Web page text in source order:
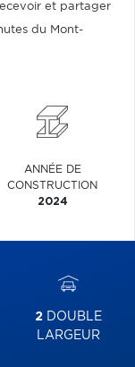
et partager
du Mont-
ANNÉE DE
CONSTRUCTION
2024
2DOUBLE
LARGEUR